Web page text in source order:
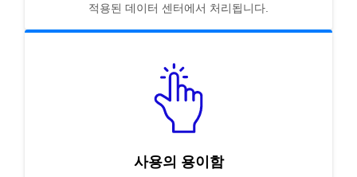
적용된 데이터 센터에서 처리됩니다.
사용의 용이함